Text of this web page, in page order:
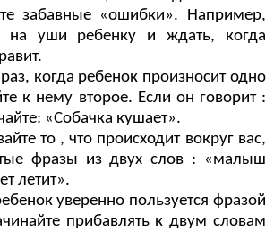
забавные «ошибки». Например,
на уши ребенку и ждать, когда
когда ребенок произносит одно
к нему второе. Если он говорит :
«Собачка кушает».
то , что происходит вокруг вас,
фразы из двух слов : «малыш
летит».
уверенно пользуется фразой
прибавлять к двум словам